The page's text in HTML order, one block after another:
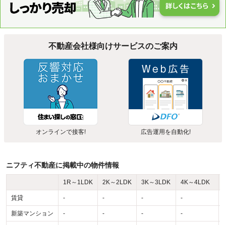
不動産会社様向けサービスのご案内
オンラインで接客! 広告運用を自動化!
ニフティ不動産に掲載中の物件情報
1R～1LDK 2K～2LDK 3K～3LDK 4K～4LDK
賃貸 - - - -
新築マンション - - - -